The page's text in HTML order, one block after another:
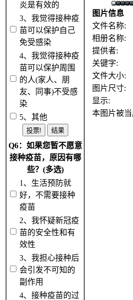
炎是有效的
3、我觉得接种疫
苗可以保护自己
免受感染
4、我觉得接种疫
苗可以保护周围
的人(家人、朋
友、同事)不受感
染
5、其他
Q6：如果您暂不愿意
接种疫苗，原因有哪
些？(多选)
1、生活预防就
好，不需要接种
疫苗
2、我怀疑新冠疫
苗的安全性和有
效性
3、我担心接种后
会引发不可知的
副作用
4、接种疫苗的过
图片信息
文件名称:
相册名称:
提供者:
关键字:
文件大小:
图片尺寸:
显示:
本图片被